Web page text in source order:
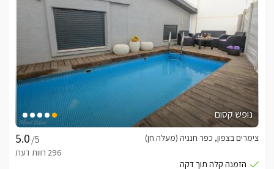
נופש קסום
/5
צימרים בצפון, כפר חנניה (מעלה חן)